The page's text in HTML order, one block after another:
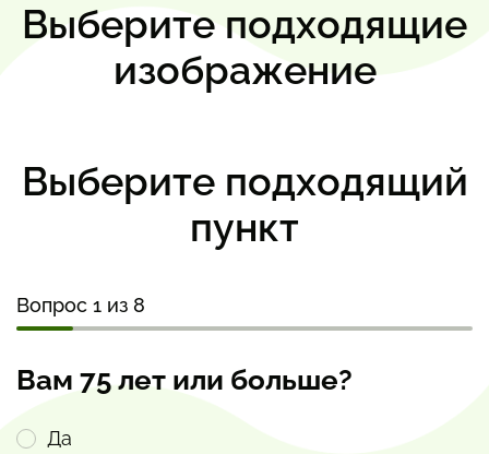
Выберите подходящие
изображение
Выберите подходящий
пункт
Вопрос 1 из 8
Вам 75 лет или больше?
Да